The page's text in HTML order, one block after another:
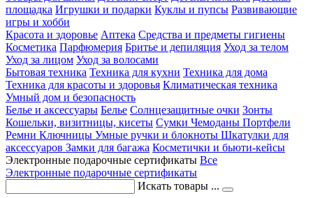
площадка Игрушки и подарки Куклы и пупсы Развивающие
игры и хобби
Красота и здоровье Аптека Средства и предметы гигиены
Косметика Парфюмерия Бритье и депиляция Уход за телом
Уход за лицом Уход за волосами
Бытовая техника Техника для кухни Техника для дома
Техника для красоты и здоровья Климатическая техника
Умный дом и безопасность
Белье и аксессуары Белье Солнцезащитные очки Зонты
Кошельки, визитницы, кисеты Сумки Чемоданы Портфели
Ремни Ключницы Умные ручки и блокноты Шкатулки для
аксессуаров Замки для багажа Косметички и бьюти-кейсы
Электронные подарочные сертификаты Все
Электронные подарочные сертификаты
Искать товары ...